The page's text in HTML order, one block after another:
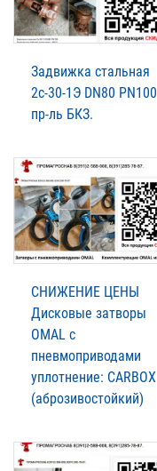
Задвижка стальная
2с-30-1Э DN80 PN100
пр-ль БКЗ.
СНИЖЕНИЕ ЦЕНЫ
Дисковые затворы
OMAL с
пневмоприводами
уплотнение: CARBOX
(аброзивостойкий)